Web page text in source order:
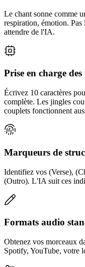
Le chant sonne comme
respiration, émotion.
attendre de l'IA.
Prise en charge
Écrivez 10 caractères
complète. Les jingles
couplets fonctionnent
Marqueurs de
Identifiez vos (Verse),
(Outro). L'IA suit ces
Formats audio
Obtenez vos morceaux
Spotify, YouTube, votre